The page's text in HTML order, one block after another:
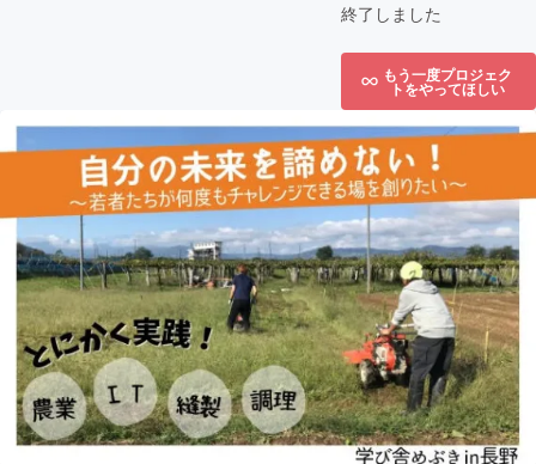
終了しました
もう一度プロジェク
トをやってほしい